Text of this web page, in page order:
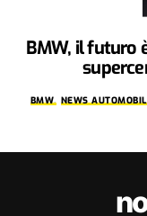
BMW, il futuro
BMW NEWS